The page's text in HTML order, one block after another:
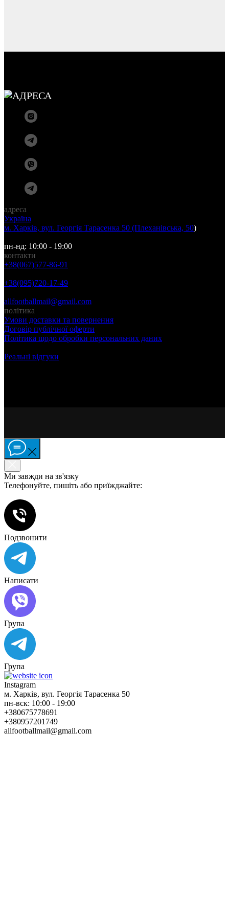
адреса
Україна
м. Харкiв, вул. Георгія Тарасенка 50 (Плеханiвська, 50)
пн-нд: 10:00 - 19:00
контакти
+38(067)577-86-91
+38(095)720-17-49
allfootballmail@gmail.com
полiтика
Умови доставки та повернення
Договір публічної оферти
Політика щодо обробки персональних даних
Реальнi вiдгуки
Ми завжди на зв'язку
Телефонуйте, пишіть або приїжджайте:
Подзвонити
Написати
Група
Група
Instagram
м. Харків, вул. Георгія Тарасенка 50
пн-вск: 10:00 - 19:00
+380675778691
+380957201749
allfootballmail@gmail.com